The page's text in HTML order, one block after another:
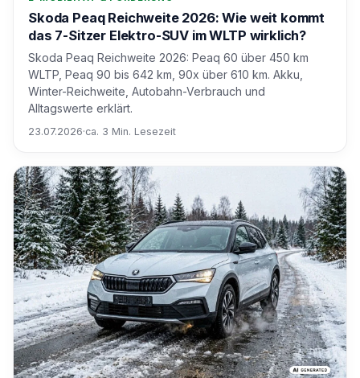
Skoda Peaq Reichweite 2026: Wie weit kommt
das 7-Sitzer Elektro-SUV im WLTP wirklich?
Skoda Peaq Reichweite 2026: Peaq 60 über 450 km
WLTP, Peaq 90 bis 642 km, 90x über 610 km. Akku,
Winter-Reichweite, Autobahn-Verbrauch und
Alltagswerte erklärt.
23.07.2026·ca. 3 Min. Lesezeit